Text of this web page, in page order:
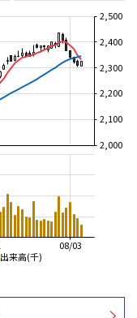
出来高(千)
08/03
2,000
2,100
2,200
2,300
2,400
2,500